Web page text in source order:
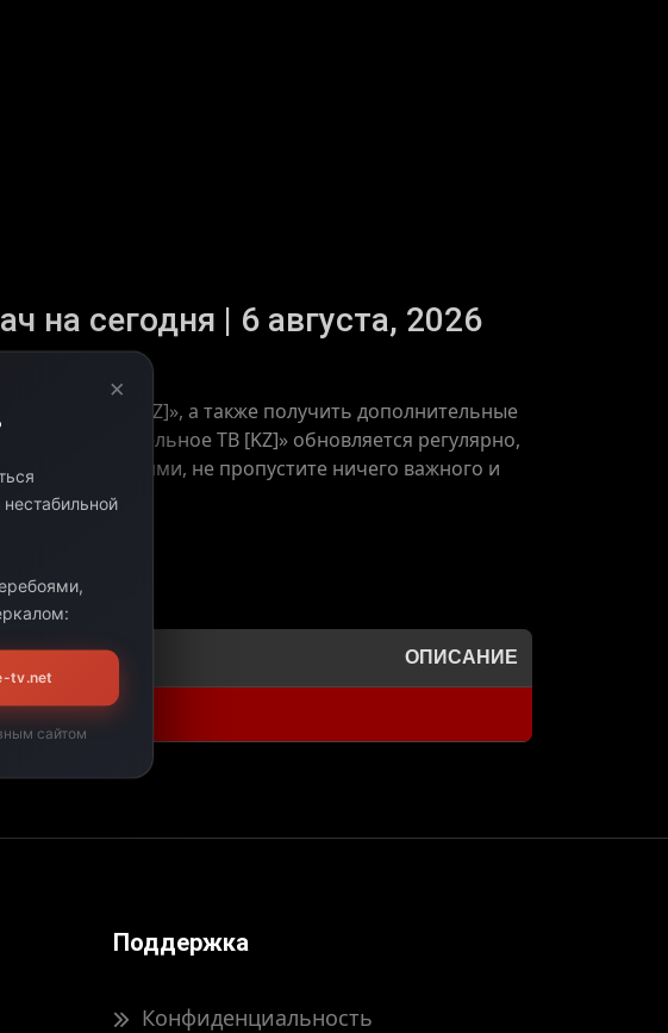
на сегодня | 6 августа, 2026
ТВ [KZ]», а также получить дополнительные
«Развлекательное ТВ [KZ]» обновляется регулярно,
событиями, не пропустите ничего важного и
ОПИСАНИЕ
Поддержка
Конфиденциальность
×
tv.net
сайтом